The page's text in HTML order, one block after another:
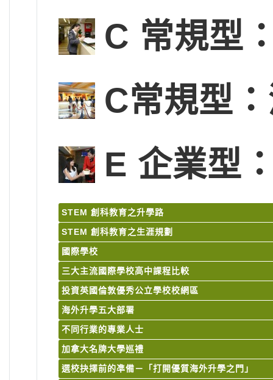
C 常規型
C常規型
E 企業型
STEM 創科教育之升學路
STEM 創科教育之生涯規劃
國際學校
三大主流國際學校高中課程比較
投資英國倫敦優秀公立學校校網區
海外升學五大部署
不同行業的專業人士
加拿大名牌大學巡禮
選校抉擇前的凖備－「打開優質海外升學之門」